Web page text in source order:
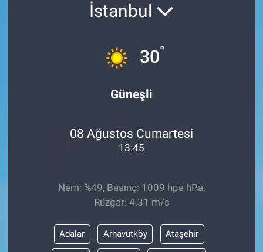
İstanbul
30°
Güneşli
08 Ağustos Cumartesi
13:45
Nem: %49, Basınç: 1009 hpa hPa,
Rüzgar: 4.31 m/s
Adalar Arnavutköy Ataşehir
Endüstri 4.0 Uygulamaları